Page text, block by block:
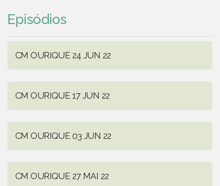
Episódios
CM OURIQUE 24 JUN 22
CM OURIQUE 17 JUN 22
CM OURIQUE 03 JUN 22
CM OURIQUE 27 MAI 22